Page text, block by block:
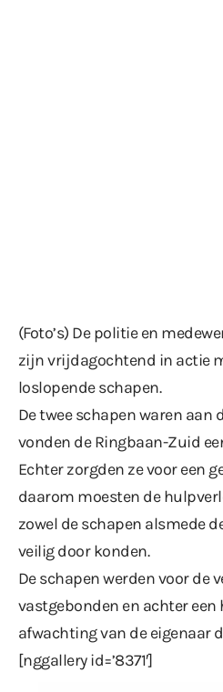
(Foto’s) De politie en
zijn vrijdagochtend in actie
loslopende schapen.
De twee schapen waren aan
vonden de Ringbaan-Zuid
Echter zorgden ze voor een
daarom moesten de
zowel de schapen alsmede
veilig door konden.
De schapen werden voor de
vastgebonden en achter een
afwachting van de eigenaar
[nggallery id=’8371′]